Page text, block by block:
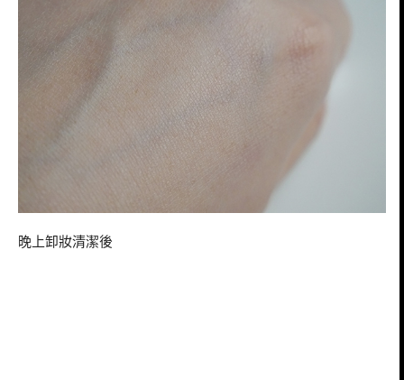
晚上卸妝清潔後